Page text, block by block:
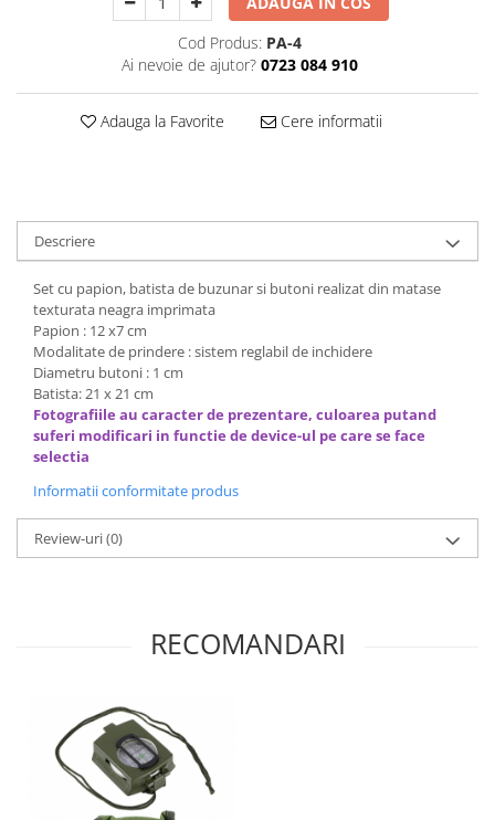
Decoratiuni Craciun
Crengute Decorative
Decoratiuni Muzicale
Decoratiuni Luminoase
Felicitari, Cutii si Pungi de Cadou
Cod Produs: PA-4
Ai nevoie de ajutor? 0723 084 910
Adauga la Favorite Cere informatii
Descriere
Set cu papion, batista de buzunar si butoni realizat din matase
texturata neagra imprimata
Papion : 12 x7 cm
Modalitate de prindere : sistem reglabil de inchidere
Diametru butoni : 1 cm
Batista: 21 x 21 cm
Fotografiile au caracter de prezentare, culoarea putand
suferi modificari in functie de device-ul pe care se face
selectia
Informatii conformitate produs
Review-uri(0)
RECOMANDARI